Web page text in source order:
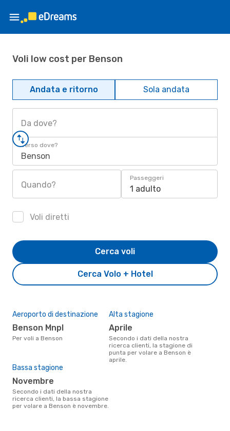
Voli low cost per Benson
Andata e ritorno Sola andata
Da dove?
Verso dove?
Benson
Quando?
Passeggeri
1 adulto
Voli diretti
Cerca Volo + Hotel
Cerca voli
Aeroporto di destinazione
Benson Mnpl
Per voli a Benson
Alta stagione
aprile
Secondo i dati della nostra
ricerca clienti, la stagione di
punta per volare a Benson è
aprile.
Bassa stagione
novembre
Secondo i dati della nostra
ricerca clienti, la bassa stagione
per volare a Benson è novembre.